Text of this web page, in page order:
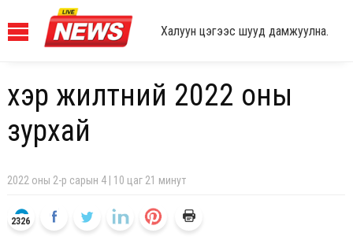
Халуун цэгээс шууд дамжуулна.
Үхэр жилтний 2022 оны
зурхай
2022 оны 2-р сарын 4 | 10 цаг 21 минут
2326